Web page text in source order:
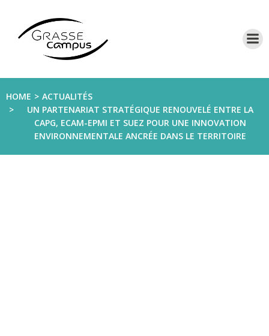
HOME
ACTUALITÉS
UN PARTENARIAT STRATÉGIQUE RENOUVELÉ ENTRE LA
CAPG, ECAM-EPMI ET SUEZ POUR UNE INNOVATION
ENVIRONNEMENTALE ANCRÉE DANS LE TERRITOIRE